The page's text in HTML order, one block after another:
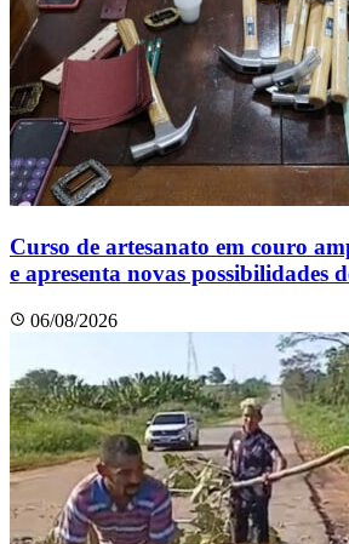
Curso de artesanato em couro
e apresenta novas possibilidades
06/08/2026